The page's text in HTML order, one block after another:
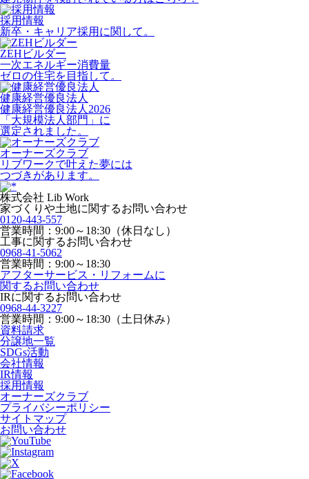
採用情報
新卒・キャリア採用に関して。
ZEHビルダー
一次エネルギー消費量
ゼロの住宅を目指して。
健康経営優良法人
健康経営優良法人2026
「大規模法人部門」に
選定されました。
オーナーズクラブ
リブワークで叶えた夢には
つづきがあります。
株式会社 Lib Work
家づくりや土地に関するお問い合わせ
0120-443-557
営業時間：9:00～18:30（休日なし）
工事に関するお問い合わせ
0968-41-5062
営業時間：9:00～18:30
アフターサービス・リフォームに
関するお問い合わせ
IRに関するお問い合わせ
0968-44-3227
営業時間：9:00～18:30（土日休み）
資料請求
分譲地一覧
SDGs活動
会社情報
IR情報
採用情報
オーナーズクラブ
プライバシーポリシー
サイトマップ
お問い合わせ